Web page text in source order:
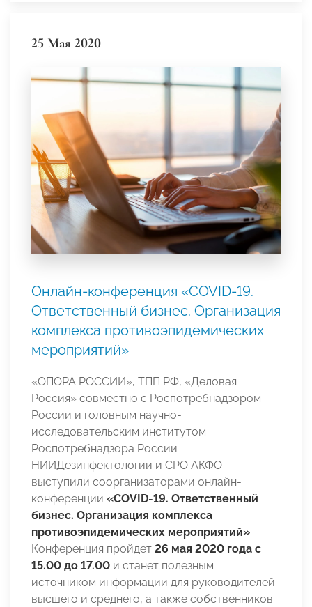
25 Мая 2020
Онлайн-конференция «COVID-19.
Ответственный бизнес. Организация
комплекса противоэпидемических
мероприятий»
«ОПОРА РОССИИ», ТПП РФ, «Деловая
Россия» совместно с Роспотребнадзором
России и головным научно-
исследовательским институтом
Роспотребнадзора России
НИИДезинфектологии и СРО АКФО
выступили соорганизаторами онлайн-
конференции «COVID-19. Ответственный
бизнес. Организация комплекса
противоэпидемических мероприятий».
Конференция пройдет 26 мая 2020 года с
15.00 до 17.00 и станет полезным
источником информации для руководителей
высшего и среднего, а также собственников